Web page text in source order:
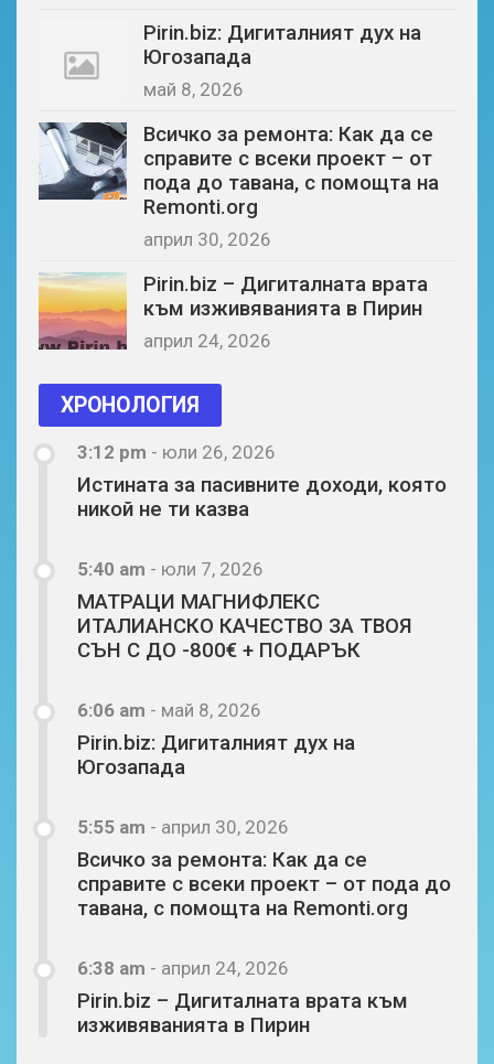
Pirin.biz: Дигиталният дух на
Югозапада
май 8, 2026
Всичко за ремонта: Как да се
справите с всеки проект – от
пода до тавана, с помощта на
Remonti.org
април 30, 2026
Pirin.biz – Дигиталната врата
към изживяванията в Пирин
април 24, 2026
ХРОНОЛОГИЯ
3:12 pm - юли 26, 2026
Истината за пасивните доходи, която
никой не ти казва
5:40 am - юли 7, 2026
МАТРАЦИ МАГНИФЛЕКС
ИТАЛИАНСКО КАЧЕСТВО ЗА ТВОЯ
СЪН С ДО -800€ + ПОДАРЪК
6:06 am - май 8, 2026
Pirin.biz: Дигиталният дух на
Югозапада
5:55 am - април 30, 2026
Всичко за ремонта: Как да се
справите с всеки проект – от пода до
тавана, с помощта на Remonti.org
6:38 am - април 24, 2026
Pirin.biz – Дигиталната врата към
изживяванията в Пирин